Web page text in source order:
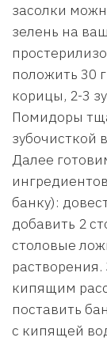
засолки
зелень на
положить 30
корицы, 2-3
Помидоры
зубочисткой
Далее
банку):
добавить 2
столовые
кипящим
поставить
с кипящей